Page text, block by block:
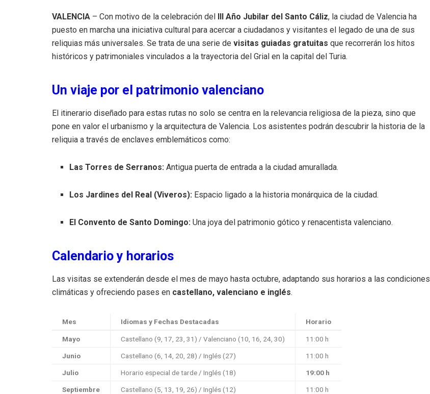
VALENCIA – Con motivo de la celebración del III Año Jubilar del Santo Cáliz, la ciudad de Valencia ha
puesto en marcha una iniciativa cultural para acercar a ciudadanos y visitantes el legado de una de sus
reliquias más universales. Se trata de una serie de visitas guiadas gratuitas que recorrerán los hitos
históricos y patrimoniales vinculados a la trayectoria del Grial en la capital del Turia.
Un viaje por el patrimonio valenciano
El itinerario diseñado para estas rutas no solo se centra en la relevancia religiosa de la pieza, sino que
pone en valor el urbanismo y la arquitectura de Valencia. Los asistentes podrán descubrir la historia de la
reliquia a través de enclaves emblemáticos como:
Las Torres de Serranos: Antigua puerta de entrada a la ciudad amurallada.
Los Jardines del Real (Viveros): Espacio ligado a la historia monárquica de la ciudad.
El Convento de Santo Domingo: Una joya del patrimonio gótico y renacentista valenciano.
Calendario y horarios
Las visitas se extenderán desde el mes de mayo hasta octubre, adaptando sus horarios a las condiciones
climáticas y ofreciendo pases en castellano, valenciano e inglés.
Mes Idiomas y Fechas Destacadas Horario
Mayo Castellano (9, 17, 23, 31) / Valenciano (10, 16, 24, 30) 11:00 h
Junio Castellano (6, 14, 20, 28) / Inglés (27) 11:00 h
Julio Horario especial de tarde / Inglés (18) 19:00 h
Septiembre Castellano (5, 13, 19, 26) / Inglés (12) 11:00 h